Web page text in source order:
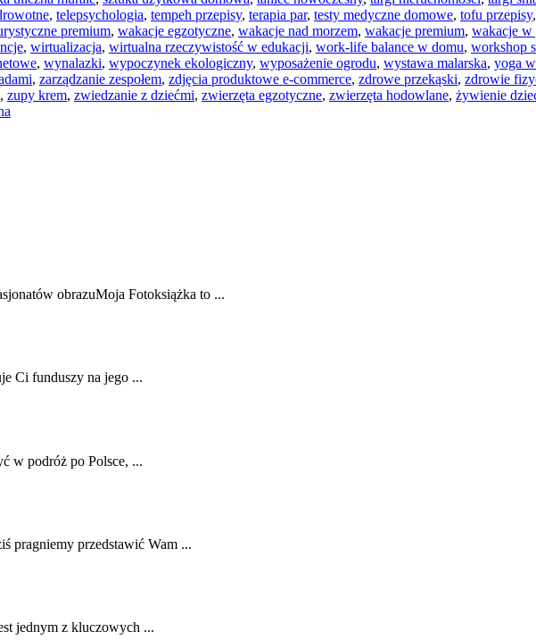
, telepsychologia, tempeh przepisy, terapia par, testy medyczne domowe, tofu przepisy,
premium, wakacje egzotyczne, wakacje nad morzem, wakacje premium, wakacje w
, wirtualizacja, wirtualna rzeczywistość w edukacji, work-life balance w domu, workshop
, wynalazki, wypoczynek ekologiczny, wyposażenie ogrodu, wystawa malarska, yoga
, zarządzanie zespołem, zdjęcia produktowe e-commerce, zdrowe przekąski, zdrowie
, zupy krem, zwiedzanie z dziećmi, zwierzęta egzotyczne, zwierzęta hodowlane, żywienie
obrazuMoja Fotoksiążka to ...
Ci funduszy na jego ...
w podróż po‍ Polsce, ...
pragniemy ⁢przedstawić Wam ...
jednym z kluczowych ...